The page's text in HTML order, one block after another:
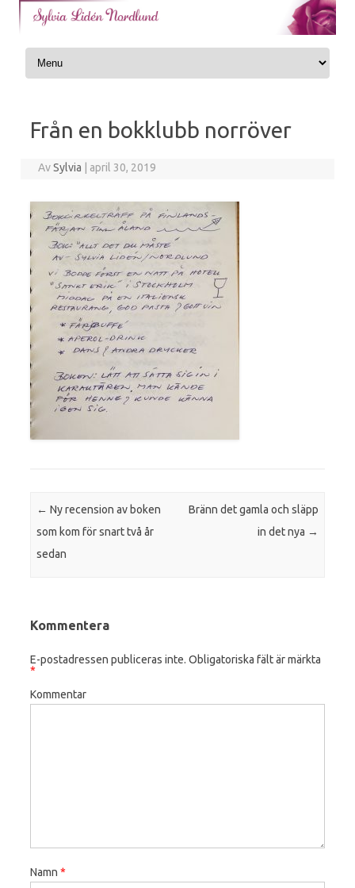
Skip to content
Från en bokklubb norröver
AvSylvia april 30, 2019
Post navigation
← Ny recension av boken
som kom för snart två år
sedan
Bränn det gamla och släpp
in det nya →
Kommentera
E-postadressen publiceras inte. Obligatoriska fält är märkta
*
Kommentar
Namn *